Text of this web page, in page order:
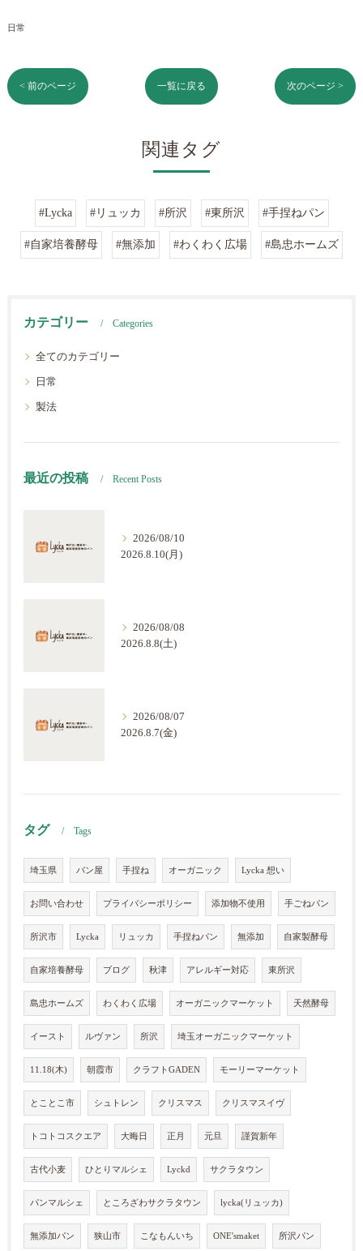
日常
< 前のページ 一覧に戻る 次のページ >
関連タグ
#Lycka #リュッカ #所沢 #東所沢 #手捏ねパン
#自家培養酵母 #無添加 #わくわく広場 #島忠ホームズ
カテゴリー Categories
全てのカテゴリー
日常
製法
最近の投稿 Recent Posts
2026/08/10
2026.8.10(月)
2026/08/08
2026.8.8(土)
2026/08/07
2026.8.7(金)
タグ Tags
埼玉県 パン屋 手捏ね オーガニック Lycka 想い
お問い合わせ プライバシーポリシー 添加物不使用 手ごねパン
所沢市 Lycka リュッカ 手捏ねパン 無添加 自家製酵母
自家培養酵母 ブログ 秋津 アレルギー対応 東所沢
島忠ホームズ わくわく広場 オーガニックマーケット 天然酵母
イースト ルヴァン 所沢 埼玉オーガニックマーケット
11.18(木) 朝霞市 クラフトGADEN モーリーマーケット
とことこ市 シュトレン クリスマス クリスマスイヴ
トコトコスクエア 大晦日 正月 元旦 謹賀新年
古代小麦 ひとりマルシェ Lyckd サクラタウン
パンマルシェ ところざわサクラタウン lycka(リュッカ)
無添加パン 狭山市 こなもんいち ONE'smaket 所沢パン